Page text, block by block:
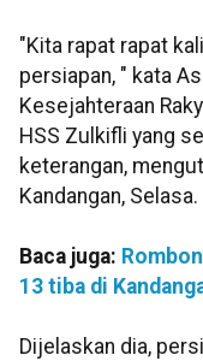
"Kita rapat rapat
persiapan, " kata
Kesejahteraan
HSS Zulkifli yang
keterangan,
Kandangan, Selasa.
Baca juga:
13 tiba di
Dijelaskan dia,